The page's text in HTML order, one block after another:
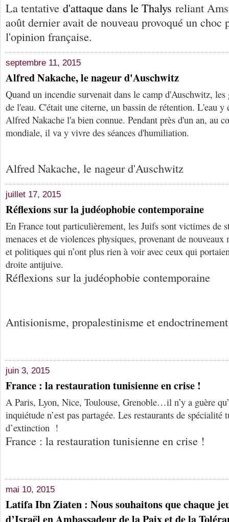
La tentative d'attaque dans le Thalys reliant
août dernier avait de nouveau provoqué un choc
l'opinion française.
septembre 11, 2015
Alfred Nakache, le nageur d'Auschwitz
Quand un incendie survenait dans le camp d'Auschwitz,
de l'eau. C'était une citerne, un bassin de rétention. L'eau y
Alfred Nakache l'a bien connue. Pendant près d'un an, au
mondiale, il va y vivre des séances d'humiliation.
Alfred Nakache, le nageur d'Auschwitz
juillet 17, 2015
Réflexions sur la judéophobie contemporaine
En France tout particulièrement, les Juifs sont victimes de
menaces et de violences physiques, provenant de
et politiques qui n’ont plus rien à voir avec ceux qui
droite antijuive.
Réflexions sur la judéophobie contemporaine
Antisionisme, propalestinisme et
juin 3, 2015
France : la restauration tunisienne en crise !
A Paris, Lyon, Nice, Toulouse, Grenoble…il n’y a guère
inquiétude n’est pas partagée. Les restaurants de spécialité
d’extinction !
France : la restauration tunisienne en crise !
mai 10, 2015
Latifa Ibn Ziaten : Nous souhaitons que chaque